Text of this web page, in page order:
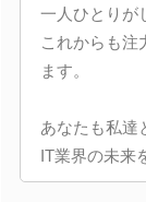
一人ひとりが
これからも注
ます。
あなたも私達
IT業界の未来